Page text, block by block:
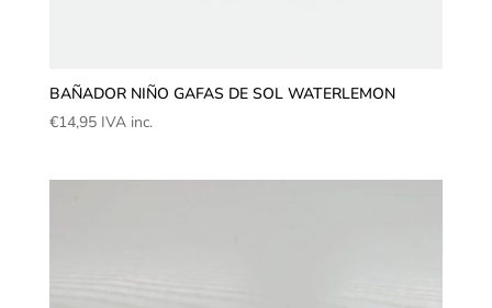
BAÑADOR NIÑO GAFAS DE SOL WATERLEMON
€14,95 IVA inc.